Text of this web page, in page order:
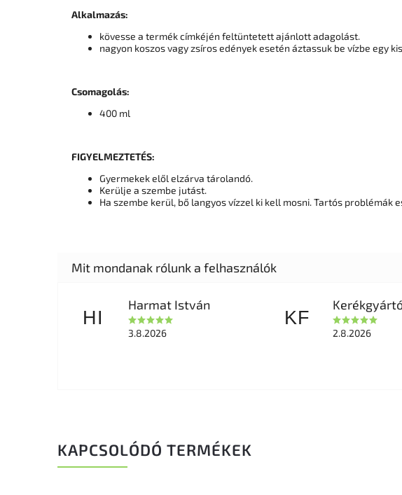
Alkalmazás:
kövesse a termék címkéjén feltüntetett ajánlott adagolást.
nagyon koszos vagy zsíros edények esetén áztassuk be vízbe egy
Csomagolás:
400 ml
FIGYELMEZTETÉS:
Gyermekek elől elzárva tárolandó.
Kerülje a szembe jutást.
Ha szembe kerül, bő langyos vízzel ki kell mosni. Tartós problémák
HI
Harmat István
3.8.2026
KF
2.8.2026
KAPCSOLÓDÓ TERMÉKEK